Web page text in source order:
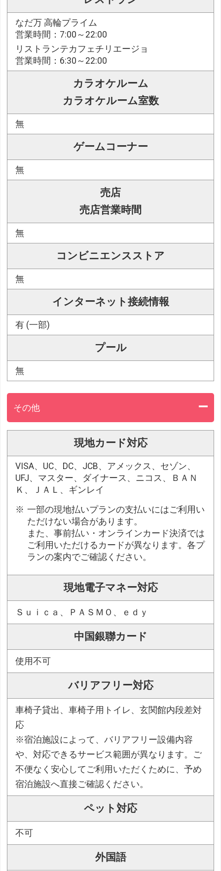
なだ万 高輪プライム
営業時間：7:00～22:00
リストランテカフェチリエージョ
営業時間：6:30～22:00
カラオケルーム
カラオケルーム室数
無
ゲームコーナー
無
売店
売店営業時間
無
コンビニエンスストア
無
インターネット接続情報
有 (一部)
プール
無
その他
現地カード対応
VISA、UC、DC、JCB、アメックス、セゾン、
UFJ、マスター、ダイナース、ニコス、ＢＡＮ
Ｋ、ＪＡＬ、ギンレイ
一部の現地払いプランの支払いにはご利用い
ただけない場合があります。
また、事前払い・オンラインカード決済では
ご利用いただけるカードが異なります。各プ
ランの案内でご確認ください。
現地電子マネー対応
Ｓｕｉｃａ、ＰＡＳＭＯ、ｅｄｙ
中国銀聯カード
使用不可
バリアフリー対応
車椅子貸出、車椅子用トイレ、玄関館内段差対
応
※宿泊施設によって、バリアフリー設備内容
や、対応できるサービス範囲が異なります。ご
不便なく安心してご利用いただくために、予め
宿泊施設へ直接ご確認ください。
ペット対応
不可
外国語